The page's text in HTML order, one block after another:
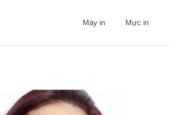
Máy in Mực in